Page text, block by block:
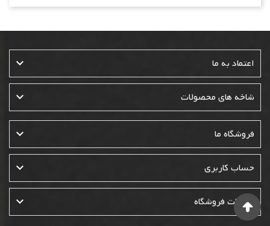
اعتماد به ما 
شاخه های محصولات 
فروشگاه ما 
حساب کاربری 
اطلاعات فروشگاه 